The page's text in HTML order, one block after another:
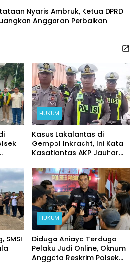
Nyaris Ambruk, Ketua DPRD
Anggaran Perbaikan
HUKUM
Kasus Lakalantas di
Gempol Inkracht, Ini Kata
Kasatlantas AKP Jauhar
SMSI
HUKUM
Diduga Aniaya Terduga
Pelaku Judi Online, Oknum
Anggota Reskrim Polsek